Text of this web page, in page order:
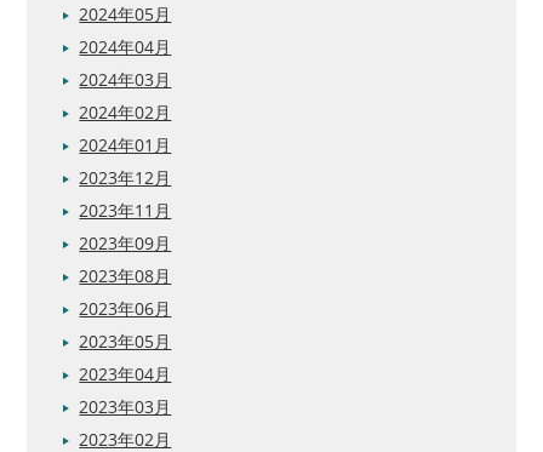
2024年05月
2024年04月
2024年03月
2024年02月
2024年01月
2023年12月
2023年11月
2023年09月
2023年08月
2023年06月
2023年05月
2023年04月
2023年03月
2023年02月